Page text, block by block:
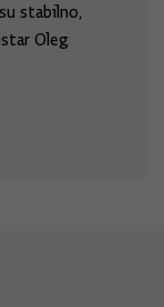
stabilno,
Oleg